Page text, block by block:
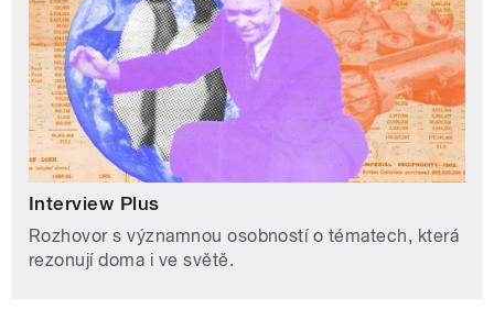
Interview Plus
Rozhovor s významnou osobností o tématech, která
rezonují doma i ve světě.